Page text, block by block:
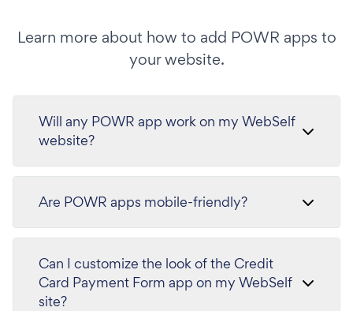
Learn more about how to add POWR apps to
your website.
Will any POWR app work on my WebSelf
website?
Are POWR apps mobile-friendly?
Can I customize the look of the Credit
Card Payment Form app on my WebSelf
site?